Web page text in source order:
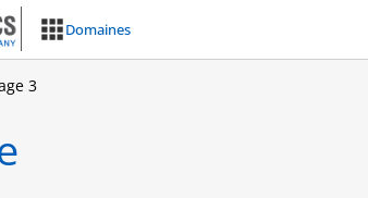
Domaines
3